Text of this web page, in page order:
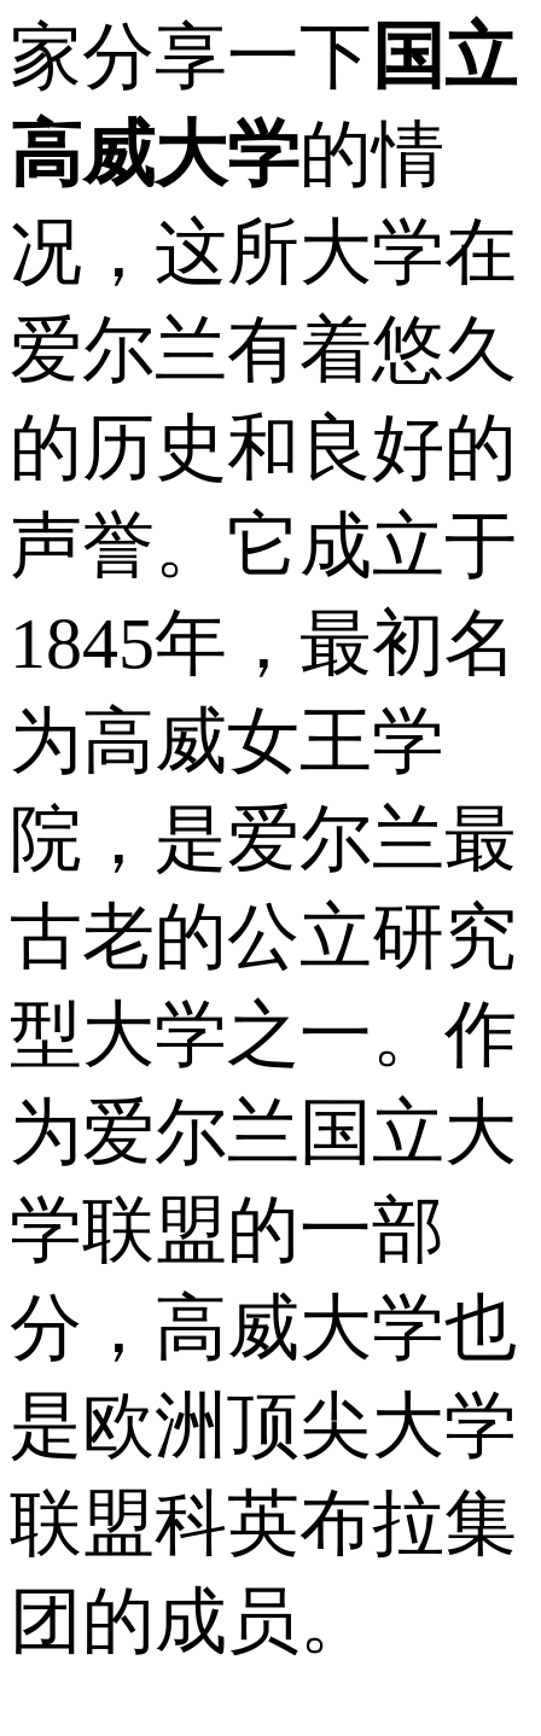
家分享一下国立
高威大学的情
况，这所大学在
爱尔兰有着悠久
的历史和良好的
声誉。它成立于
1845年，最初名
为高威女王学
院，是爱尔兰最
古老的公立研究
型大学之一。作
为爱尔兰国立大
学联盟的一部
分，高威大学也
是欧洲顶尖大学
联盟科英布拉集
团的成员。